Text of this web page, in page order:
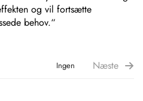
og vil fortsætte
behov.“
Næste
Ingen